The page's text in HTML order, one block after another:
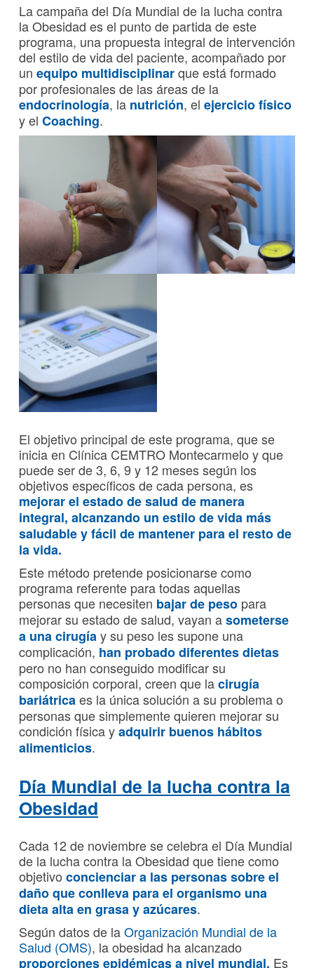
La campaña del Día Mundial de la lucha contra
la Obesidad es el punto de partida de este
programa, una propuesta integral de intervención
del estilo de vida del paciente, acompañado por
un equipo multidisciplinarque está formado
por profesionales de las áreas de la
endocrinología, la nutrición, el ejercicio físico
y el Coaching.
El objetivo principal de este programa, que se
inicia en Clínica CEMTRO Montecarmelo y que
puede ser de 3, 6, 9 y 12 meses según los
objetivos específicos de cada persona, es
mejorar el estado de salud de manera
integral, alcanzando un estilo de vida más
saludable y fácil de mantener para el resto de
la vida.
Este método pretende posicionarse como
programa referente para todas aquellas
personas que necesiten bajar de peso para
mejorar su estado de salud, vayan asometerse
a una cirugíay su peso les supone una
complicación, han probado diferentes dietas
pero no han conseguido modificar su
composición corporal, creen que lacirugía
bariátricaes la única solución a su problema o
personas que simplemente quieren mejorar su
condición física yadquirir buenos hábitos
alimenticios.
Día Mundial de la lucha contra la
Obesidad
Cada 12 de noviembre se celebra el Día Mundial
de la lucha contra la Obesidad que tiene como
objetivo concienciar a las personas sobre el
daño que conlleva para el organismo una
dieta alta en grasa y azúcares.
Según datos de laOrganización Mundial de la
Salud (OMS), la obesidad ha alcanzado
proporciones epidémicas a nivel mundial. Es